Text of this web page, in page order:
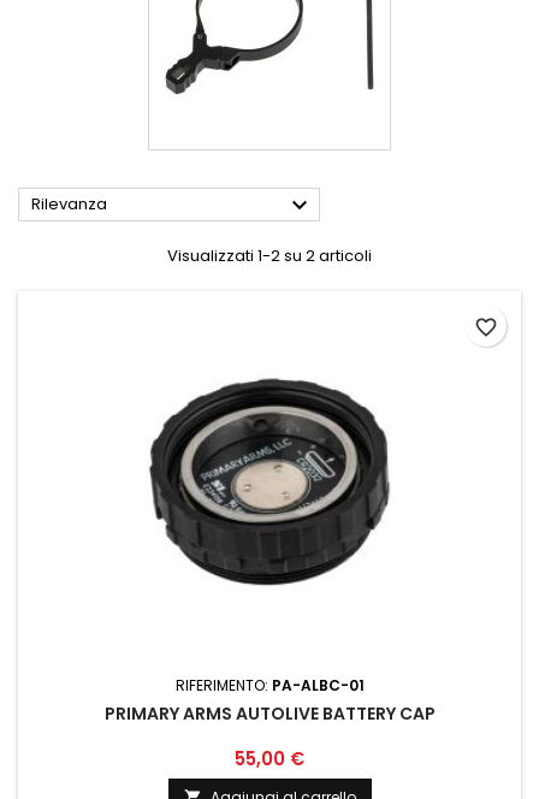
Rilevanza 
Visualizzati 1-2 su 2 articoli
RIFERIMENTO: PA-ALBC-01
PRIMARY ARMS AUTOLIVE BATTERY CAP
55,00 €
favorite_border